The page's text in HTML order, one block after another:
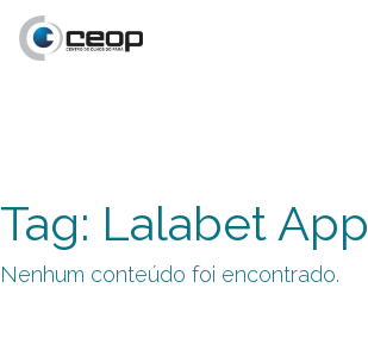
Tag: Lalabet App
Nenhum conteúdo foi encontrado.